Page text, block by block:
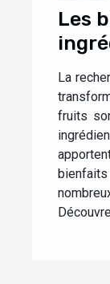
Les
dans
La
fruits